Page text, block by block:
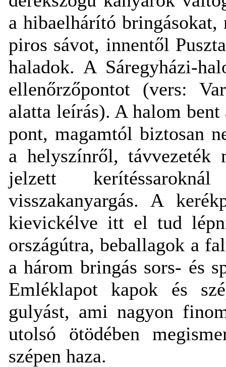
a hibaelhárító bringásokat,
piros sávot, innentől
haladok. A Sáregyházi-
ellenőrzőpontot (vers:
alatta leírás). A halom
pont, magamtól biztosan
a helyszínről,
jelzett
visszakanyargás. A
kievickélve itt el tud
országútra, beballagok a
a három bringás sors- és
Emléklapot kapok és
gulyást, ami nagyon
utolsó ötödében
szépen haza.